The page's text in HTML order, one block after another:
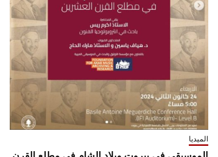
الميديا